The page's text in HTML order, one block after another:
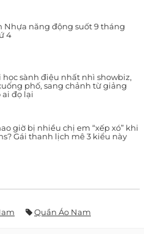
Nhựa năng động suốt 9 tháng
4
sành điệu nhất nhì showbiz,
phố, sang chảnh từ giảng
đọ lại
giờ bị nhiều chị em “xếp xó” khi
Gái thanh lịch mê 3 kiểu này
Quần Áo Nam